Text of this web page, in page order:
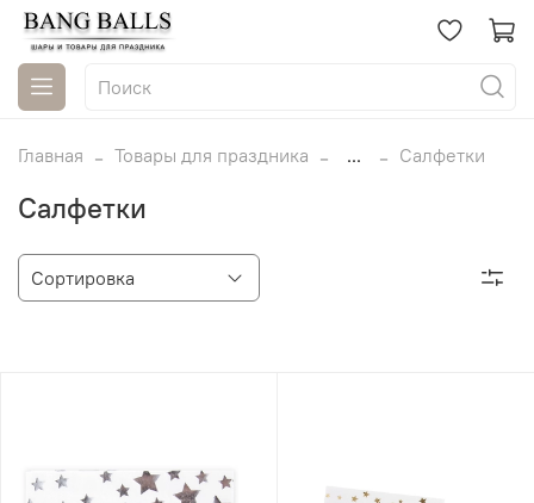
Главная Товары для праздника ... Салфетки
Салфетки